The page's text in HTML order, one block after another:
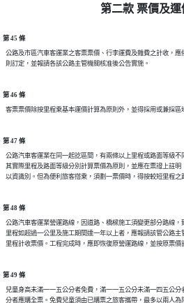
第二款 票價及運
第 45 條
公路及市區汽車客運業之客票票價、行李運費及雜費之計收，
第 46 條
第 47 條
公路汽車客運業在同一起訖區間，有兩條以上里程或路面等級
其實際里程及路面等級分別計算票價為原則，並應在票證上註明
第 48 條
公路汽車客運業營運路線，因道路、橋樑施工須變更部分路線
里程如超過一公里及施工期間達一年以上者，應報請該管公路
第 49 條
兒童身高未滿一一五公分者免費，滿一一五公分未滿一四五公